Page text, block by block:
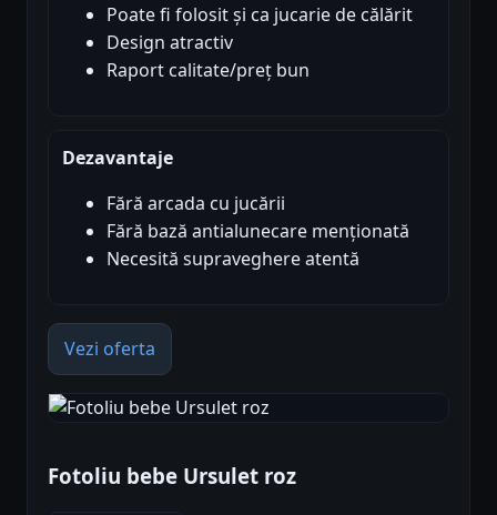
Poate fi folosit și ca jucarie de călărit
Design atractiv
Raport calitate/preț bun
Dezavantaje
Fără arcada cu jucării
Fără bază antialunecare menționată
Necesită supraveghere atentă
Vezi oferta
Fotoliu bebe Ursulet roz